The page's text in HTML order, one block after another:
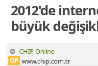
2012'de
büyük
CHIP Online
OP www.chip.com.tr